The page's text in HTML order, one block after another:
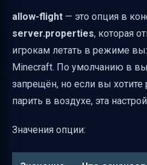
Пример конфигурации
server.properties
Заключение
Полезные ссылки
allow-flight — это опция в
server.properties, которая
игрокам летать в режиме
Minecraft. По умолчанию в
запрещён, но если вы
парить в воздухе, эта
Значения опции: